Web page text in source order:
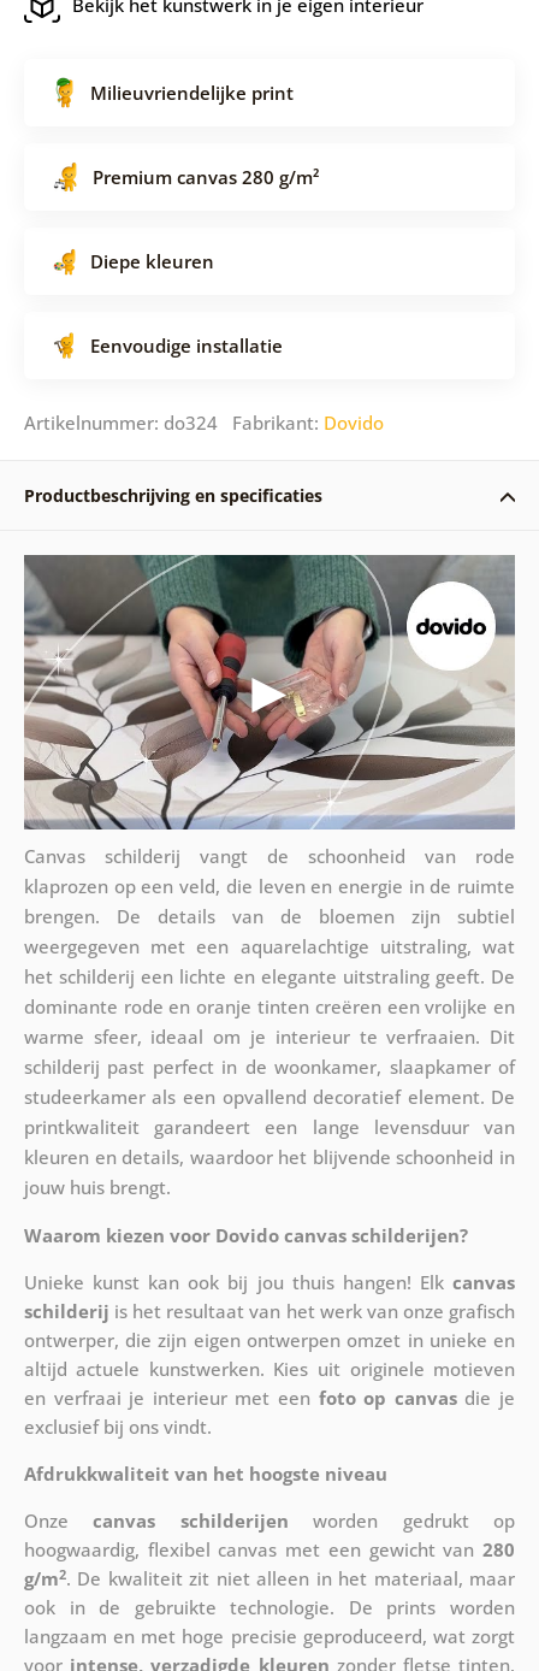
Bekijk het kunstwerk in je eigen interieur
Milieuvriendelijke print
Premium canvas 280 g/m²
Diepe kleuren
Eenvoudige installatie
Artikelnummer: do324 Fabrikant: Dovido
Productbeschrijving en specificaties
Canvas schilderij vangt de schoonheid van rode
klaprozen op een veld, die leven en energie in de ruimte
brengen. De details van de bloemen zijn subtiel
weergegeven met een aquarelachtige uitstraling, wat
het schilderij een lichte en elegante uitstraling geeft. De
dominante rode en oranje tinten creëren een vrolijke en
warme sfeer, ideaal om je interieur te verfraaien. Dit
schilderij past perfect in de woonkamer, slaapkamer of
studeerkamer als een opvallend decoratief element. De
printkwaliteit garandeert een lange levensduur van
kleuren en details, waardoor het blijvende schoonheid in
jouw huis brengt.
Waarom kiezen voor Dovido canvas schilderijen?
Unieke kunst kan ook bij jou thuis hangen! Elkcanvas
schilderij is het resultaat van het werk van onze grafisch
ontwerper, die zijn eigen ontwerpen omzet in unieke en
altijd actuele kunstwerken. Kies uit originele motieven
en verfraai je interieur met een foto op canvasdie je
exclusief bij ons vindt.
Afdrukkwaliteit van het hoogste niveau
Onzecanvas schilderijen worden gedrukt op
hoogwaardig, flexibel canvas met een gewicht van280
g/m2. De kwaliteit zit niet alleen in het materiaal, maar
ook in de gebruikte technologie. De prints worden
langzaam en met hoge precisie geproduceerd, wat zorgt
voor intense, verzadigde kleuren zonder fletse tinten.